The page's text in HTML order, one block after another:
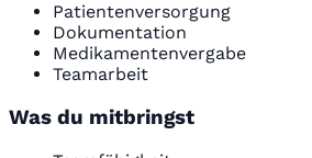
Patientenversorgung
Dokumentation
Medikamentenvergabe
Teamarbeit
Was du mitbringst